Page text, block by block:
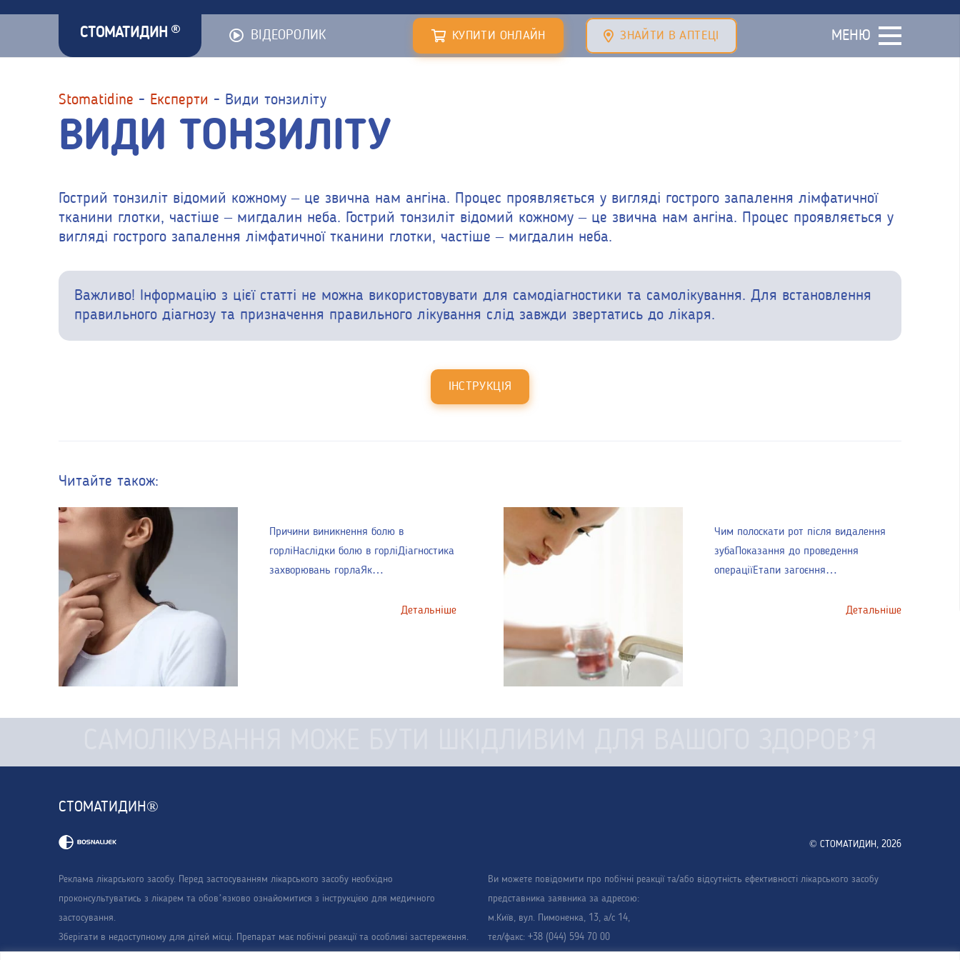
СТОМАТИДИН ВІДЕОРОЛИК КУПИТИ ОНЛАЙН ЗНАЙТИ В АПТЕЦІ МЕНЮ
Stomatidine - Експерти - Види тонзиліту
ВИДИ ТОНЗИЛІТУ
Гострий тонзиліт відомий кожному – це звична нам ангіна. Процес проявляється у вигляді гострого запалення лімфатичної
тканини глотки, частіше – мигдалин неба. Гострий тонзиліт відомий кожному – це звична нам ангіна. Процес проявляється у
вигляді гострого запалення лімфатичної тканини глотки, частіше – мигдалин неба.
Важливо! Інформацію з цієї статті не можна використовувати для самодіагностики та самолікування. Для встановлення
правильного діагнозу та призначення правильного лікування слід завжди звертатись до лікаря.
ІНСТРУКЦІЯ
Читайте також:
Причини виникнення болю в
горліНаслідки болю в горліДіагностика
захворювань горлаЯк…
Детальніше
Чим полоскати рот після видалення
зубаПоказання до проведення
операціїЕтапи загоєння…
Детальніше
СТОМАТИДИН®
© СТОМАТИДИН, 2026
Реклама лікарського засобу. Перед застосуванням лікарського засобу необхідно
проконсультуватись з лікарем та обов’язково ознайомитися з інструкцією для медичного
застосування.
Зберігати в недоступному для дітей місці. Препарат має побічні реакції та особливі застереження.
Ви можете повідомити про побічні реакції та/або відсутність ефективності лікарського засобу
представника заявника за адресою:
м.Київ, вул. Пимоненка, 13, а/с 14,
тел/факс: +38 (044) 594 70 00